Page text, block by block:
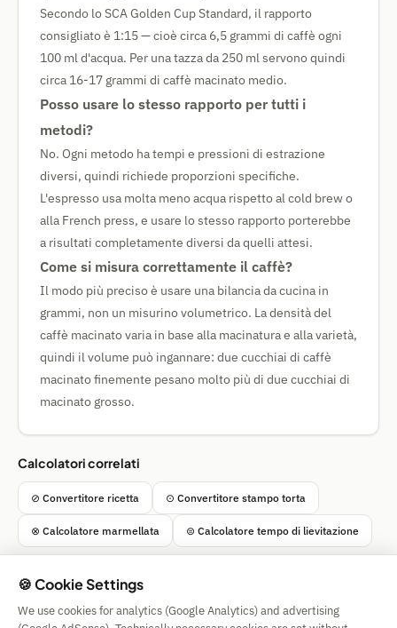
Secondo lo SCA Golden Cup Standard, il rapporto
consigliato è 1:15 — cioè circa 6,5 grammi di caffè ogni
100 ml d'acqua. Per una tazza da 250 ml servono quindi
circa 16-17 grammi di caffè macinato medio.
Posso usare lo stesso rapporto per tutti i
metodi?
No. Ogni metodo ha tempi e pressioni di estrazione
diversi, quindi richiede proporzioni specifiche.
L'espresso usa molta meno acqua rispetto al cold brew o
alla French press, e usare lo stesso rapporto porterebbe
a risultati completamente diversi da quelli attesi.
Come si misura correttamente il caffè?
Il modo più preciso è usare una bilancia da cucina in
grammi, non un misurino volumetrico. La densità del
caffè macinato varia in base alla macinatura e alla varietà,
quindi il volume può ingannare: due cucchiai di caffè
macinato finemente pesano molto più di due cucchiai di
macinato grosso.
Calcolatori correlati
⊘ Convertitore ricetta ⊙ Convertitore stampo torta
⊗ Calcolatore marmellata ⊜ Calcolatore tempo di lievitazione
Simple Calculator
🍪 Cookie Settings
We use cookies for analytics (Google Analytics) and advertising